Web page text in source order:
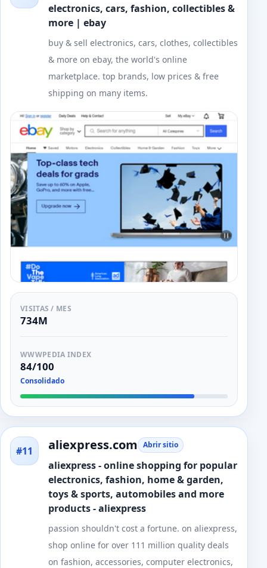
electronics, cars, fashion, collectibles &
more | ebay
buy & sell electronics, cars, clothes, collectibles
& more on ebay, the world's online
marketplace. top brands, low prices & free
shipping on many items.
VISITAS / MES
734M
WWWPEDIA INDEX
84/100
Consolidado
#11 aliexpress.com Abrir sitio
aliexpress - online shopping for popular
electronics, fashion, home & garden,
toys & sports, automobiles and more
products - aliexpress
passion shouldn't cost a fortune. on aliexpress,
shop online for over 111 million quality deals
on fashion, accessories, computer electronics,